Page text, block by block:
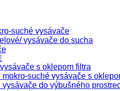
suché vysávače
vysávače do sucha
s oklepom filtra
suché vysávače s
do výbušného